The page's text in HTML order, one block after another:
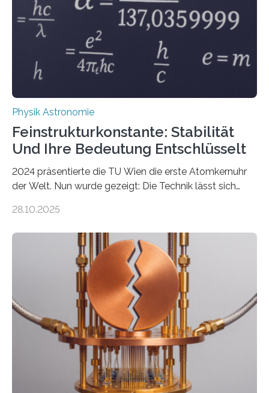
Physik Astronomie
Feinstrukturkonstante: Stabilität
Und Ihre Bedeutung Entschlüsselt
2024 präsentierte die TU Wien die erste Atomkernuhr
der Welt. Nun wurde gezeigt: Die Technik lässt sich
fundamentalen Physik nachzugehen. Thorium-
Messungen verwenden. Das hatte man jahrzehntelang
vermutet, weltweit war nach den passenden
Atomkern-Zuständen gesucht worden, 2024 gelang
einem Team der TU Wien mit Unterstützung
internationaler Partner der entscheidende Durchbruch:
Der lange diskutierte Thorium-Kernübergang wurde
gefunden. Kurz darauf konnte man zeigen, dass sich
Thorium tatsächlich nutzen lässt, um hochpräzise…
28.10.2025